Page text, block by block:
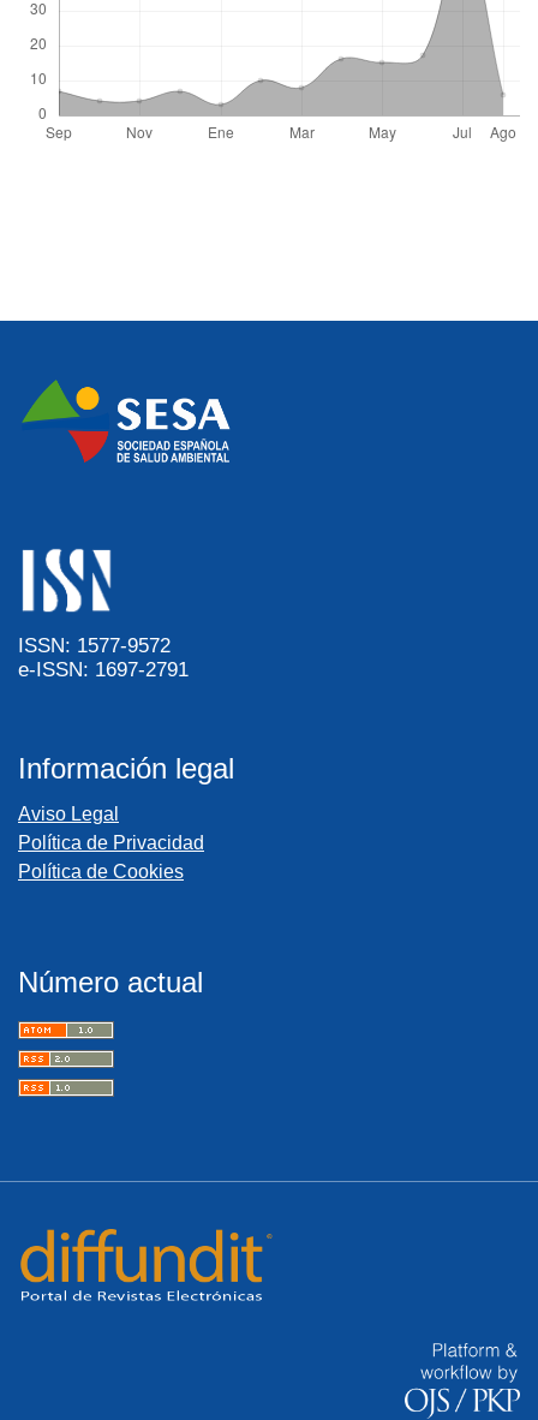
ISSN: 1577-9572
e-ISSN: 1697-2791
Información legal
Aviso Legal
Política de Privacidad
Política de Cookies
Número actual